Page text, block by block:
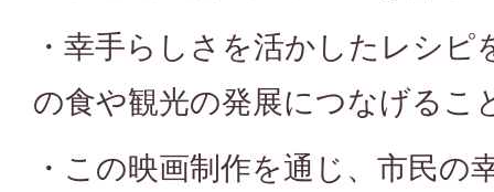
・幸手らしさを活かしたレシピ
の食や観光の発展につなげるこ
・この映画制作を通じ、市民の